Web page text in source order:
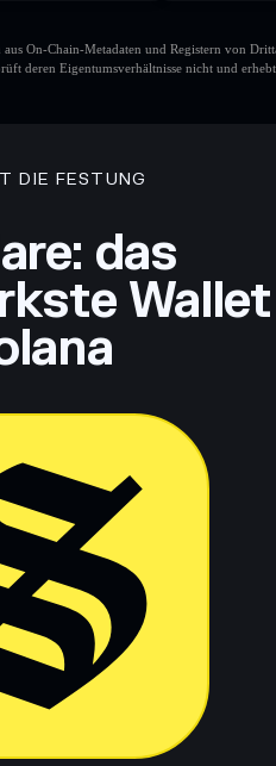
On-Chain-Metadaten und Registern von
deren Eigentumsverhältnisse nicht und
DIE FESTUNG
das